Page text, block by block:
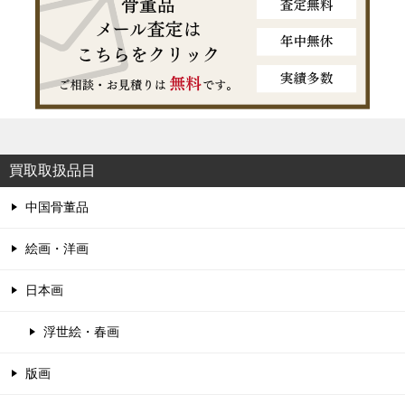
買取取扱品目
中国骨董品
絵画・洋画
日本画
浮世絵・春画
版画